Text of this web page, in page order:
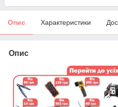
Опис Характеристики
Опис